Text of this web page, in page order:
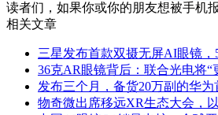
读者们，如果你或你的朋友想被手机
相关文章
三星发布首款双摄无屏AI眼镜，
36克AR眼镜背后：联合光电将“
发布三个月，备货20万副的华
物奇微出席移远XR生态大会，